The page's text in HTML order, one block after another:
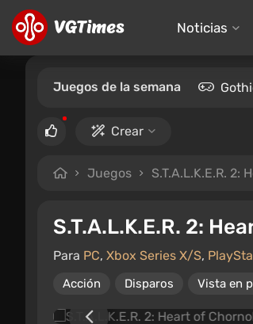
Noticias
Juegos de la semana
Crear
Juegos S.T.A.L.K.E.R. 2:
S.T.A.L.K.E.R. 2:
Para PC, Xbox Series X/S,
Acción Disparos Vista en